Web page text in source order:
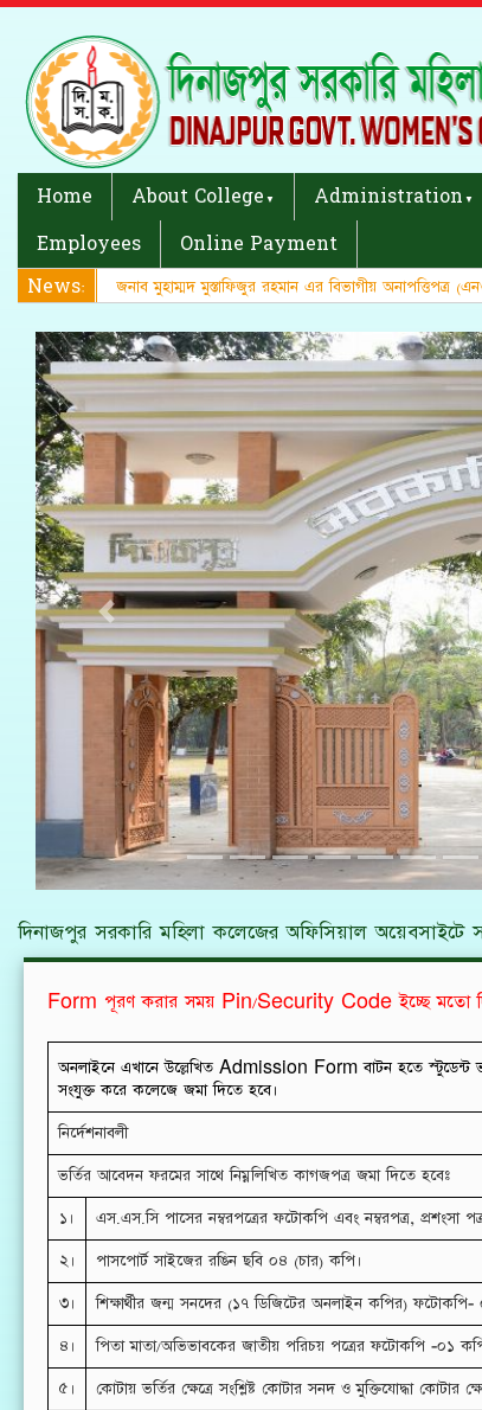
Home About College Administration
Employees
Online Payment
News:
জনাব মুহাম্মদ মুস্তাফিজুর রহমান এর বিভাগীয় অনাপত্তিপত্র
Previous
দিনাজপুর সরকারি মহিলা কলেজের অফিসিয়াল অয়েবসাইটে
Form পূরণ করার সময় Pin/Security Code ইচ্ছে মতো
অনলাইনে এখানে উল্লেখিত Admission Form বাটন হতে স্টুডেন্ট
সংযুক্ত করে কলেজে জমা দিতে হবে।
নির্দেশনাবলী
ভর্তির আবেদন ফরমের সাথে নিম্নলিখিত কাগজপত্র জমা দিতে হবেঃ
১।
এস.এস.সি পাসের নম্বরপত্রের ফটোকপি এবং নম্বরপত্র, প্রশংসা
২।
পাসপোর্ট সাইজের রঙিন ছবি ০৪ (চার) কপি।
৩।
শিক্ষার্থীর জন্ম সনদের (১৭ ডিজিটের অনলাইন কপির)
৪।
পিতা মাতা/অভিভাবকের জাতীয় পরিচয় পত্রের ফটোকপি -০১
৫।
কোটায় ভর্তির ক্ষেত্রে সংশ্লিষ্ট কোটার সনদ ও মুক্তিযোদ্ধা কোটার